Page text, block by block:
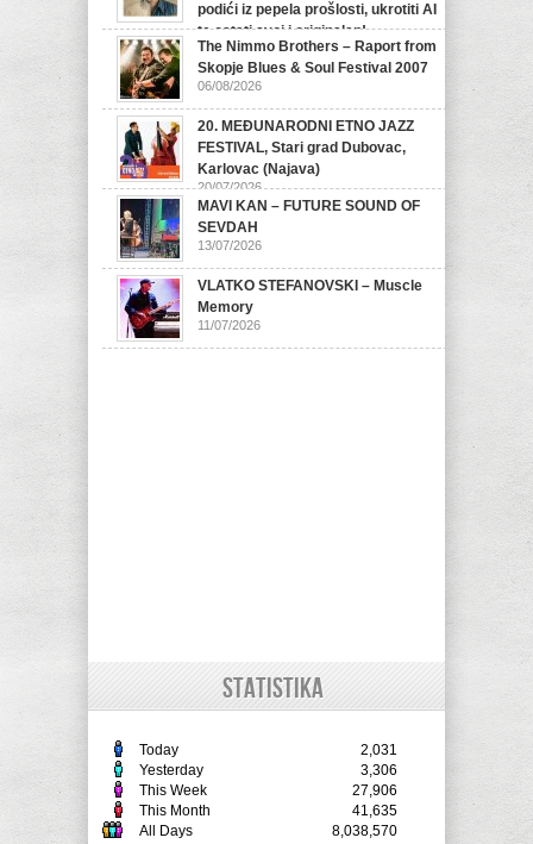
podići iz pepela prošlosti, ukrotiti AI
te ostati svoj i originalan!
07/08/2026
The Nimmo Brothers – Raport from
Skopje Blues & Soul Festival 2007
06/08/2026
20. MEĐUNARODNI ETNO JAZZ
FESTIVAL, Stari grad Dubovac,
Karlovac (Najava)
20/07/2026
MAVI KAN – FUTURE SOUND OF
SEVDAH
13/07/2026
VLATKO STEFANOVSKI – Muscle
Memory
11/07/2026
STATISTIKA
Today
2,031
Yesterday
3,306
This Week
27,906
This Month
41,635
All Days
8,038,570